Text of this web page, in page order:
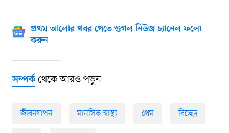
প্রথম আলোর খবর পেতে গুগল নিউজ চ্যানেল ফলো
করুন
সম্পর্কথেকে আরও পড়ুন
জীবনযাপন মানসিক স্বাস্থ্য প্রেম বিচ্ছেদ